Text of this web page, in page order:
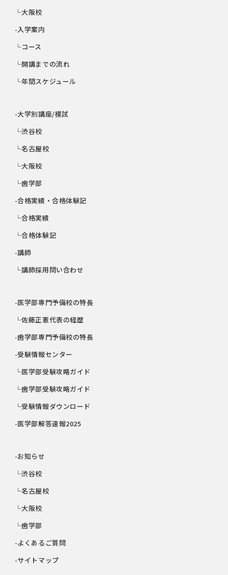
└大阪校
-入学案内
└コース
└開講までの流れ
└年間スケジュール
-大学別講座/模試
└渋谷校
└名古屋校
└大阪校
└歯学部
-合格実績・合格体験記
└合格実績
└合格体験記
-講師
└講師採用問い合わせ
-医学部専門予備校の特長
└佐藤正憲代表の経歴
-歯学部専門予備校の特長
-受験情報センター
└医学部受験攻略ガイド
└歯学部受験攻略ガイド
└受験情報ダウンロード
-医学部解答速報2025
-お知らせ
└渋谷校
└名古屋校
└大阪校
└歯学部
-よくあるご質問
-サイトマップ